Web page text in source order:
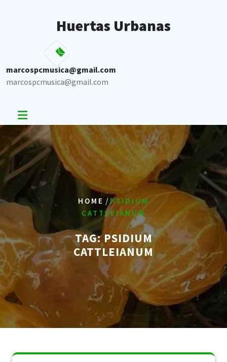
Huertas Urbanas
marcospcmusica@gmail.com
marcospcmusica@gmail.com
HOME /PSIDIUM
CATTLEIANUM
TAG:PSIDIUM
CATTLEIANUM